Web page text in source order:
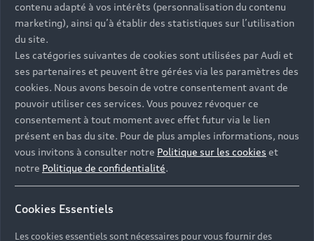
● 3.2 : Dans chaque page web, le contraste entre la
couleur du texte et la couleur de son arrière-plan est-il
suffisamment élevé (hors cas particuliers) ?
● 3.3 : Dans chaque page web, les couleurs utilisées
dans les composants d’interface ou les éléments
graphiques porteurs d’informations sont-elles
suffisamment contrastées (hors cas particuliers) ?
● 5.3 : Pour chaque tableau de mise en forme, le
contenu linéarisé reste-t-il compréhensible ?
● 6.1 : Chaque lien est-il explicite (hors cas
contenu adapté à vos intérêts (personnalisation du contenu
marketing), ainsi qu’à établir des statistiques sur l’utilisation
du site.
Les catégories suivantes de cookies sont utilisées par Audi et
ses partenaires et peuvent être gérées via les paramètres des
cookies. Nous avons besoin de votre consentement avant de
pouvoir utiliser ces services. Vous pouvez révoquer ce
consentement à tout moment avec effet futur via le lien
présent en bas du site. Pour de plus amples informations, nous
vous invitons à consulter notre Politique sur les cookies et
notre Politique de confidentialité.
Cookies Essentiels
Les cookies essentiels sont nécessaires pour vous fournir des